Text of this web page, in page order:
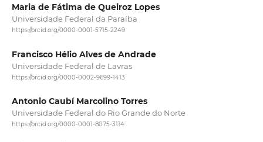
Maria de Fátima de Queiroz Lopes
Universidade Federal da Paraíba
https://orcid.org/0000-0001-5715-2249
Francisco Hélio Alves de Andrade
Universidade Federal de Lavras
https://orcid.org/0000-0002-9699-1413
Antonio Caubí Marcolino Torres
Universidade Federal do Rio Grande do Norte
https://orcid.org/0000-0001-8075-3114